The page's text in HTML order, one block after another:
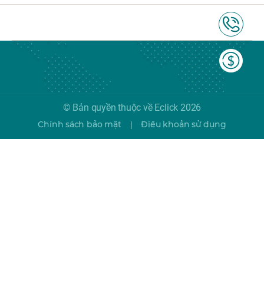
© Bản quyền thuộc về Eclick 2026
Chính sách bảo mật | Điều khoản sử dụng